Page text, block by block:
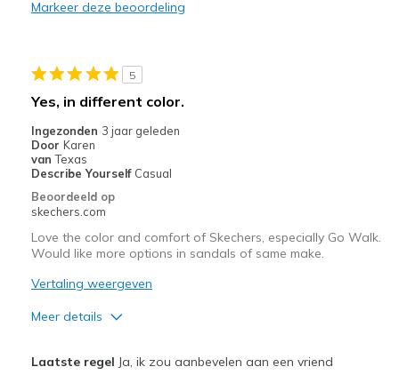
Markeer deze beoordeling
5
Yes, in different color.
Ingezonden 3 jaar geleden
Door Karen
van Texas
Describe Yourself Casual
Beoordeeld op
skechers.com
Love the color and comfort of Skechers, especially Go Walk.
Would like more options in sandals of same make.
Vertaling weergeven
Meer details
Laatste regel Ja, ik zou aanbevelen aan een vriend